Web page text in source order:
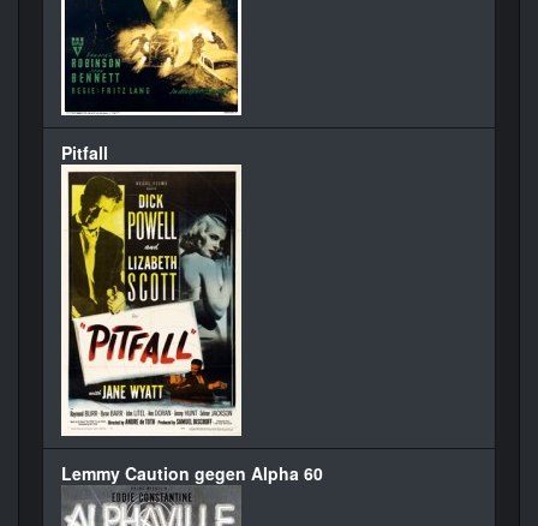
Pitfall
Lemmy Caution gegen Alpha 60